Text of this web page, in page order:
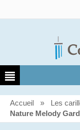
Accueil » Les
Nature Melody